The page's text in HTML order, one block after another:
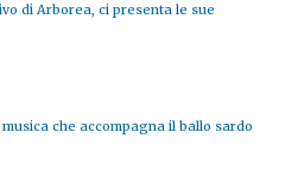
di Arborea, ci presenta le sue
che accompagna il ballo sardo